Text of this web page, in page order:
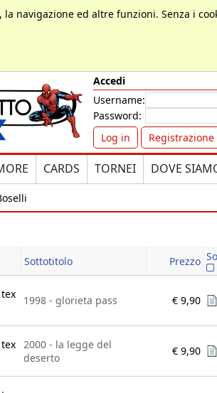
navigazione ed altre funzioni. Senza i
Accedi
Username:
Password:
Log in
Registrazione
CARDS TORNEI DOVE
Sottotitolo Prezzo
1998 - glorieta pass € 9,90
2000 - la legge del
deserto
€ 9,90